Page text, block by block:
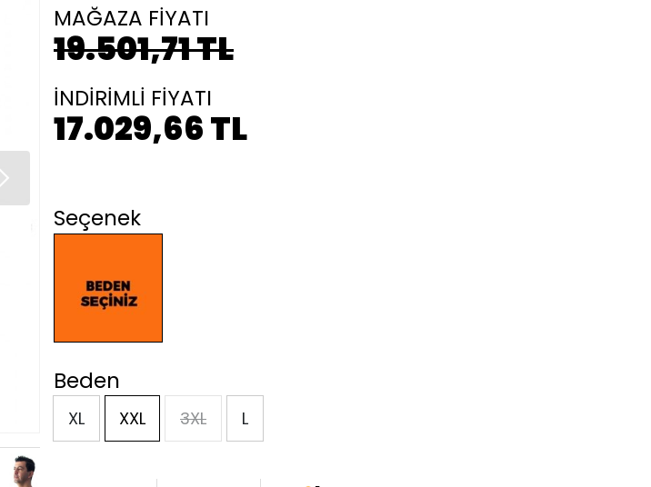
MAĞAZA FİYATI
19.501,71 TL
İNDİRİMLİ FİYATI
17.029,66 TL
Seçenek
Beden
XL XXL 3XL L